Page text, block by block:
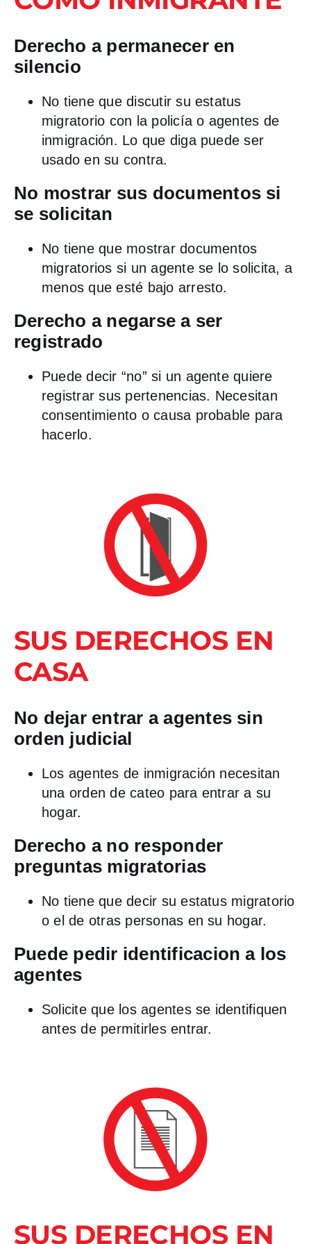
Derecho a permanecer en
silencio
No tiene que discutir su estatus
migratorio con la policía o agentes de
inmigración. Lo que diga puede ser
usado en su contra.
No mostrar sus documentos si
se solicitan
No tiene que mostrar documentos
migratorios si un agente se lo solicita, a
menos que esté bajo arresto.
Derecho a negarse a ser
registrado
Puede decir “no” si un agente quiere
registrar sus pertenencias. Necesitan
consentimiento o causa probable para
hacerlo.
SUS DERECHOS EN
CASA
No dejar entrar a agentes sin
orden judicial
Los agentes de inmigración necesitan
una orden de cateo para entrar a su
hogar.
Derecho a no responder
preguntas migratorias
No tiene que decir su estatus migratorio
o el de otras personas en su hogar.
Puede pedir identificacion a los
agentes
Solicite que los agentes se identifiquen
antes de permitirles entrar.
SUS DERECHOS EN